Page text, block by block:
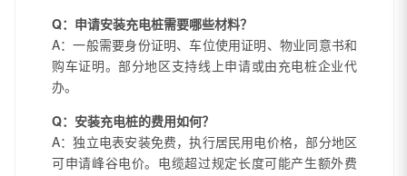
Q：申请安装充电桩需要哪些材料？
A：一般需要身份证明、车位使用证明、物业同意书和
购车证明。部分地区支持线上申请或由充电桩企业代
办。
Q：安装充电桩的费用如何？
A：独立电表安装免费，执行居民用电价格，部分地区
可申请峰谷电价。电缆超过规定长度可能产生额外费